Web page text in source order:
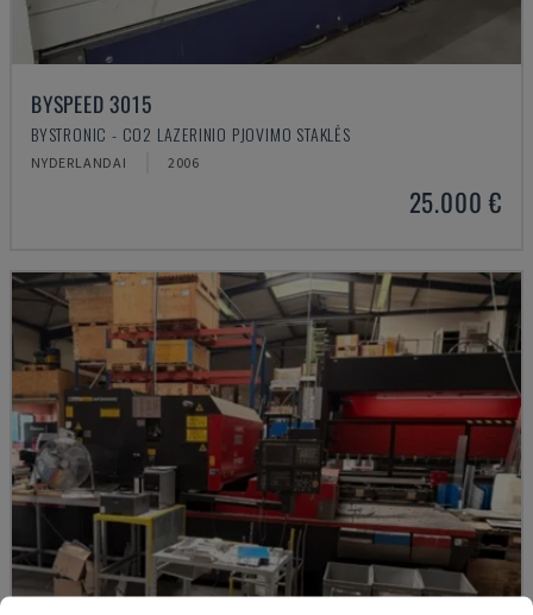
BYSPEED 3015
BYSTRONIC - CO2 LAZERINIO PJOVIMO STAKLĖS
NYDERLANDAI 2006
25.000 €